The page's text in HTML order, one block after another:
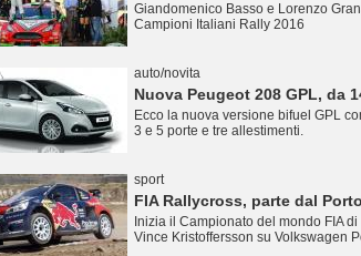
Giandomenico Basso e Lorenzo
Campioni Italiani Rally 2016
auto/novita
Nuova Peugeot 208 GPL, da
Ecco la nuova versione bifuel GPL
3 e 5 porte e tre allestimenti.
sport
FIA Rallycross, parte dal
Inizia il Campionato del mondo FIA
Vince Kristoffersson su Volkswagen